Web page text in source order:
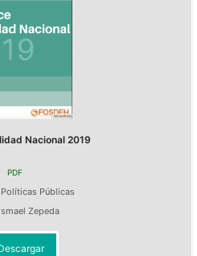
Nacional 2019
PDF
Políticas Públicas
Ismael Zepeda